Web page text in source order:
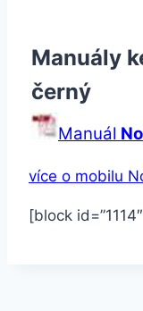
Manuály
černý
Manuál
více o mobilu
[block